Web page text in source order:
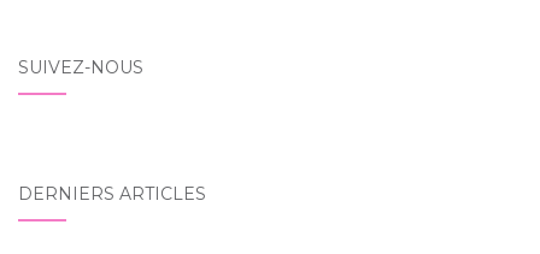
SUIVEZ-NOUS
DERNIERS ARTICLES